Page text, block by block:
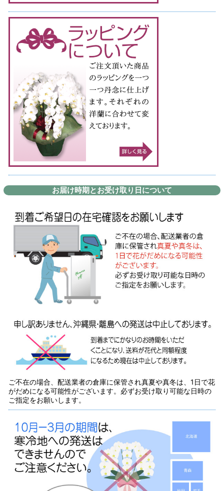
お届け時期とお受け取り日について
ご不在の場合、配送業者の倉庫に保管され真夏や真冬は、1日で花
がだめになる可能性がございます。必ずお受け取り可能な日時の
ご指定をお願いします。